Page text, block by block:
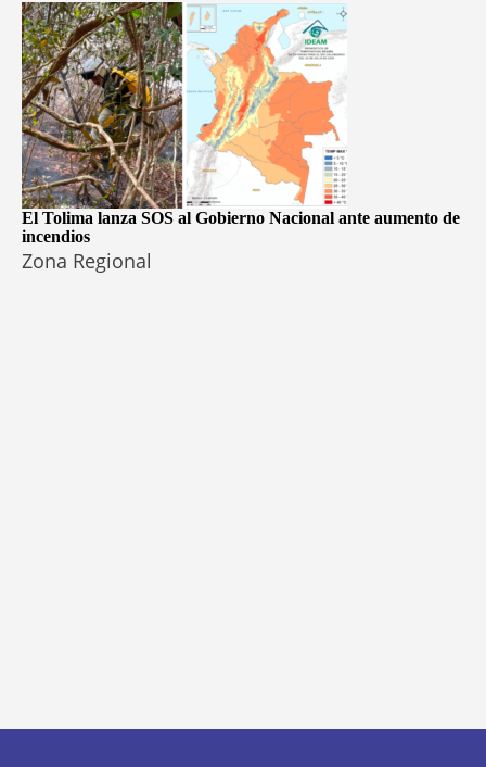
El Tolima lanza SOS al Gobierno Nacional ante aumento de
incendios
Zona Regional